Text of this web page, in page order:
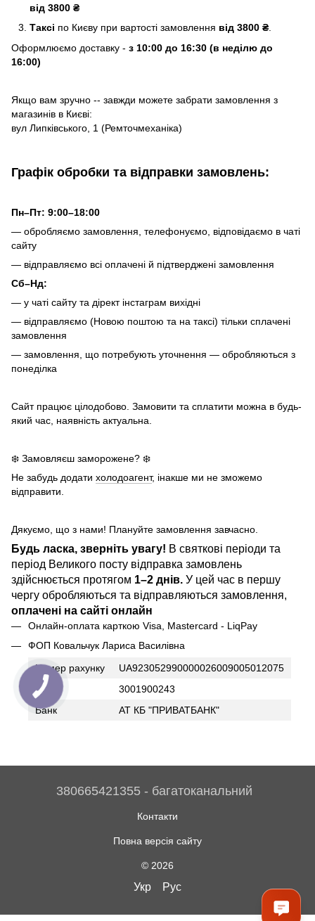
від 3800 ₴
Таксі по Києву при вартості замовлення від 3800 ₴.
Оформлюємо доставку - з 10:00 до 16:30 (в неділю до
16:00)
Якщо вам зручно -- завжди можете забрати замовлення з
магазинів в Києві:
вул Липківського, 1 (Ремточмеханіка)
Графік обробки та відправки замовлень:
Пн–Пт: 9:00–18:00
— обробляємо замовлення, телефонуємо, відповідаємо в чаті
сайту
— відправляємо всі оплачені й підтверджені замовлення
Сб–Нд:
— у чаті сайту та дірект інстаграм вихідні
— відправляємо (Новою поштою та на таксі) тільки сплачені
замовлення
— замовлення, що потребують уточнення — обробляються з
понеділка
Сайт працює цілодобово. Замовити та сплатити можна в будь-
який час, наявність актуальна.
❄️ Замовляєш заморожене? ❄️
Не забудь додати холодоагент, інакше ми не зможемо
відправити.
Дякуємо, що з нами! Плануйте замовлення завчасно.
Будь ласка, зверніть увагу! В святкові періоди та
період Великого посту відправка замовлень
здійснюється протягом 1–2 днів. У цей час в першу
чергу обробляються та відправляються замовлення,
оплачені на сайті онлайн
Онлайн-оплата карткою Visa, Mastercard - LiqPay
ФОП Ковальчук Лариса Василівна
Номер рахунку
UA923052990000026009005012075
ІПН
3001900243
Банк
АТ КБ "ПРИВАТБАНК"
380665421355 - багатоканальний
Контакти
Повна версія сайту
© 2026
Укр Рус